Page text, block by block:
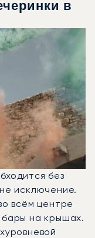
в
без
исключение.
всём центре
на крышах.